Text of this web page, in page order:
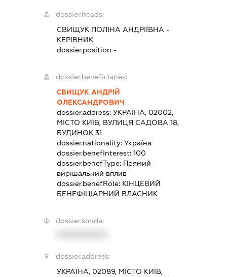
dossier.heads:
СВИЩУК ПОЛІНА АНДРІЇВНА -
КЕРІВНИК
dossier.position -
dossier.beneficiaries:
СВИЩУК АНДРІЙ
ОЛЕКСАНДРОВИЧ
dossier.address: УКРАЇНА, 02002,
МІСТО КИЇВ, ВУЛИЦЯ САДОВА 18,
БУДИНОК 31
dossier.nationality: Україна
dossier.benefInterest: 100
dossier.benefType: Прямий
вирішальний вплив
dossier.benefRole: КІНЦЕВИЙ
БЕНЕФІЦІАРНИЙ ВЛАСНИК
dossier.smida:
dossier.address:
УКРАЇНА, 02089, МІСТО КИЇВ,